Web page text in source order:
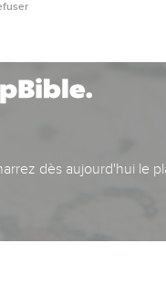
dès aujourd'hui le